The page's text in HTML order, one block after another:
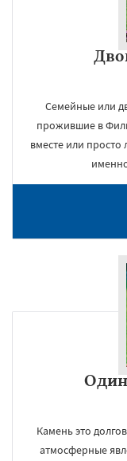
Семейные или
прожившие в
вместе или просто
Камень это
атмосферные